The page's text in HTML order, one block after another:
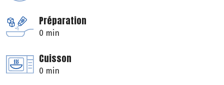
Préparation
0 min
Cuisson
0 min